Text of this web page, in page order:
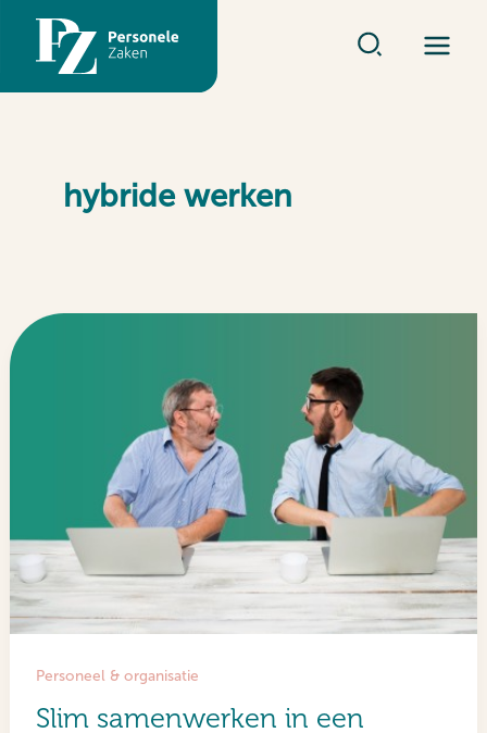
inhoud
hybride werken
Personeel & organisatie
Slim samenwerken in een